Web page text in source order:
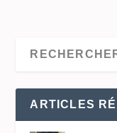
ARTICLES